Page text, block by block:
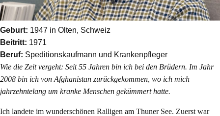
Geburt: 1947 in Olten, Schweiz
Beitritt: 1971
Beruf: Speditionskaufmann und Krankenpfleger
Wie die Zeit vergeht: Seit 55 Jahren bin ich bei den Brüdern. Im Jahr
2008 bin ich von Afghanistan zurückgekommen, wo ich mich
jahrzehntelang um kranke Menschen gekümmert hatte.
Ich landete im wunderschönen Ralligen am Thuner See. Zuerst war